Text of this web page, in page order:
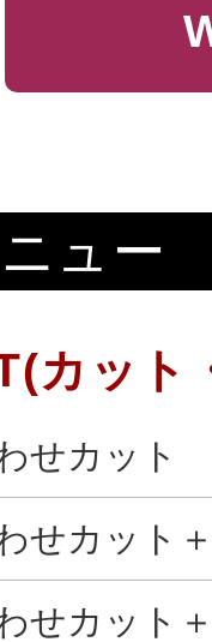
ュー
カット
せカット
せカット
せカット